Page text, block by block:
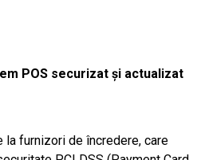
POS securizat și actualizat
furnizori de încredere, care